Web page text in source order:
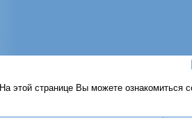
На этой странице Вы можете ознакомиться